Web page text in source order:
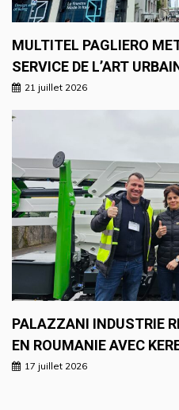
MULTITEL PAGLIERO
SERVICE DE L’ART
21 juillet 2026
PALAZZANI INDUSTRIE
EN ROUMANIE AVEC
17 juillet 2026